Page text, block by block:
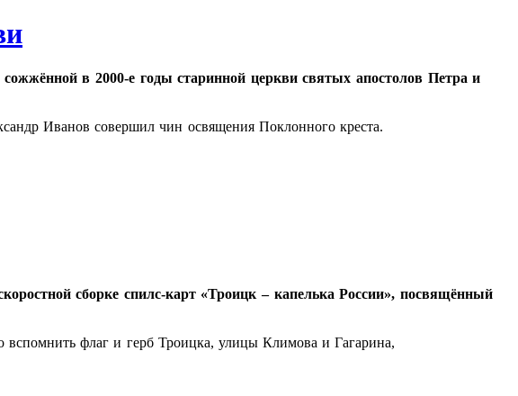
в 2000-е годы старинной церкви святых апостолов Петра и
Иванов совершил чин освящения Поклонного креста.
сборке спилс-карт «Троицк – капелька России», посвящённый
вспомнить флаг и герб Троицка, улицы Климова и Гагарина,